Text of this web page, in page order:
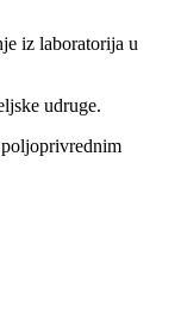
iz laboratorija u
udruge.